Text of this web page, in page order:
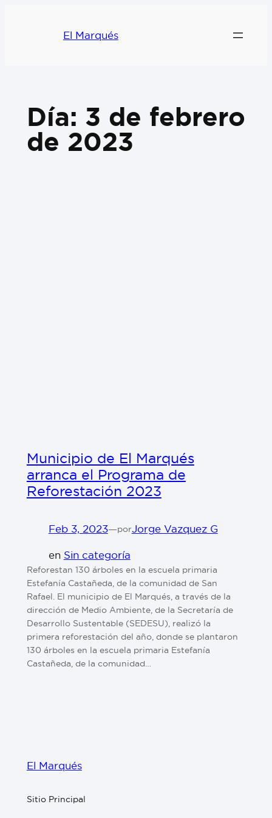
El Marqués
Día: 3 de febrero
de 2023
Municipio de El Marqués
arranca el Programa de
Reforestación 2023
Feb 3, 2023—porJorge Vazquez G
en Sin categoría
Reforestan 130 árboles en la escuela primaria
Estefanía Castañeda, de la comunidad de San
Rafael. El municipio de El Marqués, a través de la
dirección de Medio Ambiente, de la Secretaría de
Desarrollo Sustentable (SEDESU), realizó la
primera reforestación del año, donde se plantaron
130 árboles en la escuela primaria Estefanía
Castañeda, de la comunidad…
El Marqués
Sitio Principal